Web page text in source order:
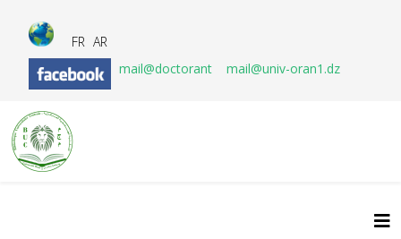
FR AR
mail@doctorant
mail@univ-oran1.dz